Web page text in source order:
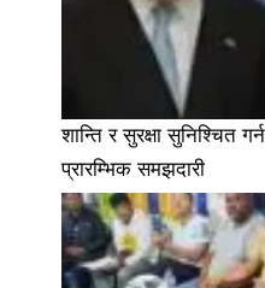
शान्ति र सुरक्षा सुनिश्चित
प्रारम्भिक समझदारी